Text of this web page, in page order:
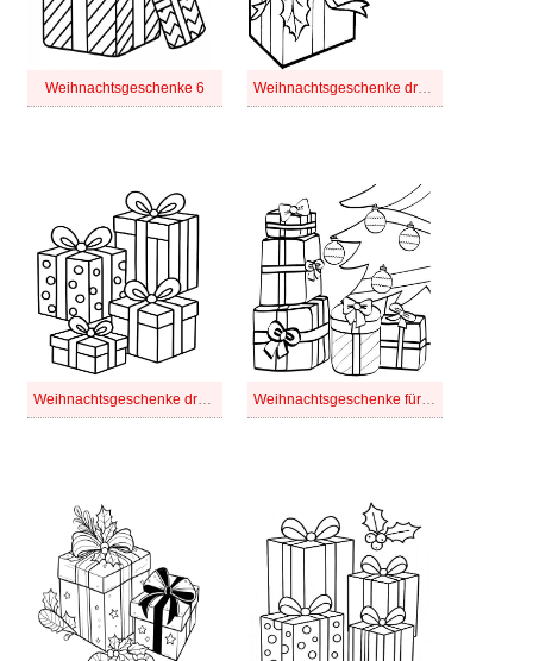
Weihnachtsgeschenke 6 Weihnachtsgeschenke druckbare für Kinder
Weihnachtsgeschenke druckbare Weihnachtsgeschenke für Kinder